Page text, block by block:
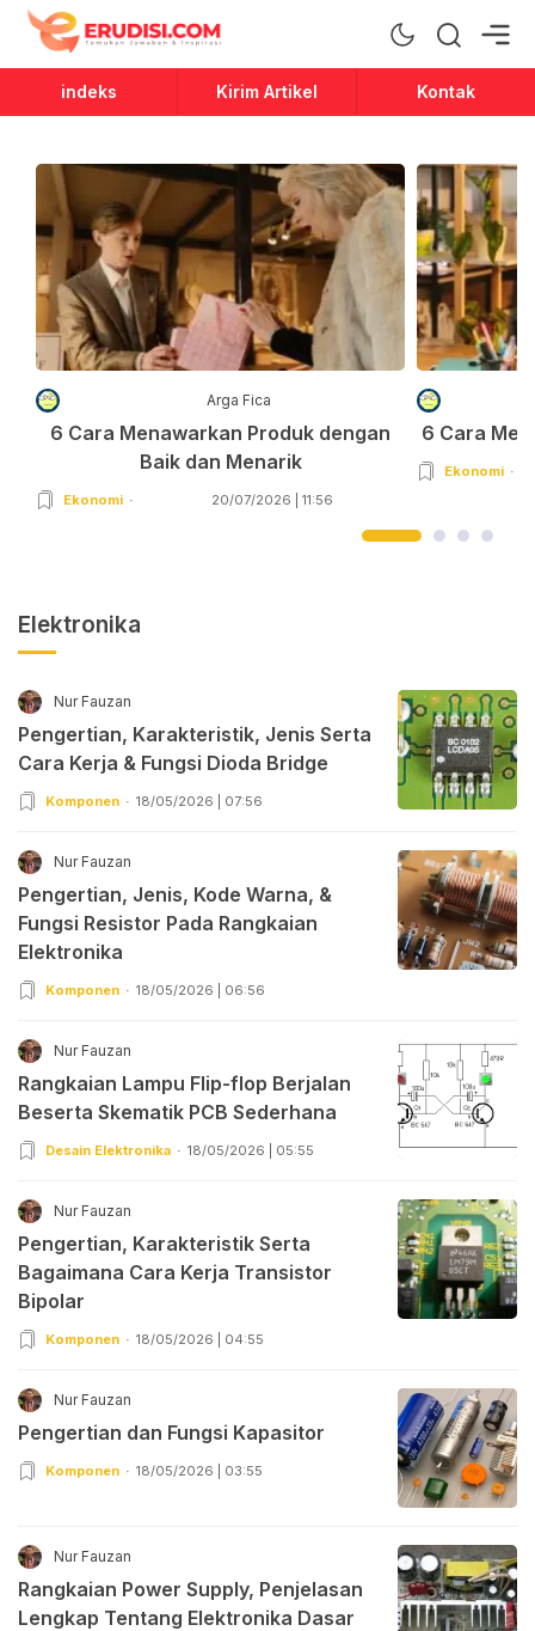
Erudisi
Temukan Jawaban dan Inspirasi
indeks Kirim Artikel Kontak
Arga Fica
6 Cara Menawarkan Produk dengan
Baik dan Menarik
Ekonomi 20/07/2026 | 11:56
6 Cara
Ekonomi
Elektronika
Nur Fauzan
Pengertian, Karakteristik, Jenis Serta
Cara Kerja & Fungsi Dioda Bridge
Komponen 18/05/2026 | 07:56
Nur Fauzan
Pengertian, Jenis, Kode Warna, &
Fungsi Resistor Pada Rangkaian
Elektronika
Komponen 18/05/2026 | 06:56
Nur Fauzan
Rangkaian Lampu Flip-flop Berjalan
Beserta Skematik PCB Sederhana
Desain Elektronika 18/05/2026 | 05:55
Nur Fauzan
Pengertian, Karakteristik Serta
Bagaimana Cara Kerja Transistor
Bipolar
Komponen 18/05/2026 | 04:55
Nur Fauzan
Pengertian dan Fungsi Kapasitor
Komponen 18/05/2026 | 03:55
Nur Fauzan
Rangkaian Power Supply, Penjelasan
Lengkap Tentang Elektronika Dasar